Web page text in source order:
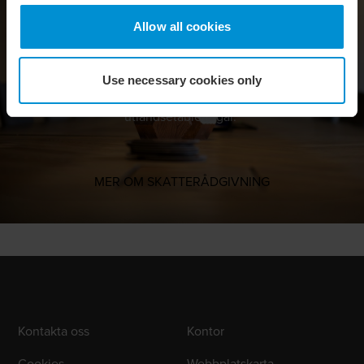
Allow all cookies
Use necessary cookies only
Våra auktoriserade skatterådgivare och skattejurister
skattefrågor på ett effektivt och strategiskt sätt. Deras
expertis omfattar allt från nationella och internationella
utlandsetableringar.
MER OM SKATTERÅDGIVNING
Kontakta oss
Kontor